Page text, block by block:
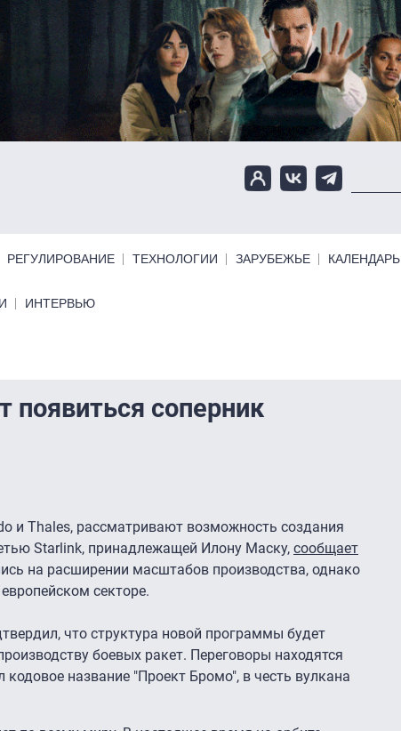
РЕГУЛИРОВАНИЕ ТЕХНОЛОГИИ ЗАРУБЕЖЬЕ КАЛЕНДАРЬ
ИНТЕРВЬЮ
соперник
и Thales, рассматривают возможность создания
Starlink, принадлежащей Илону Маску, сообщает
на расширении масштабов производства, однако
секторе.
что структура новой программы будет
боевых ракет. Переговоры находятся
название "Проект Бромо", в честь вулкана